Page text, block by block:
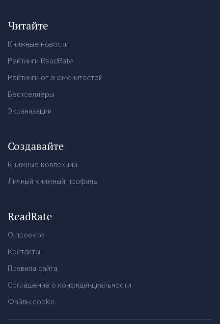
Читайте
Книжные новости
Рейтинги ReadRate
Рейтинги от знаменитостей
Бестселлеры
Экранизации
Создавайте
Книжные коллекции
Личный книжный профиль
ReadRate
О проекте
Контакты
Правила сайта
Соглашение о конфиденциальности
Файлы cookie